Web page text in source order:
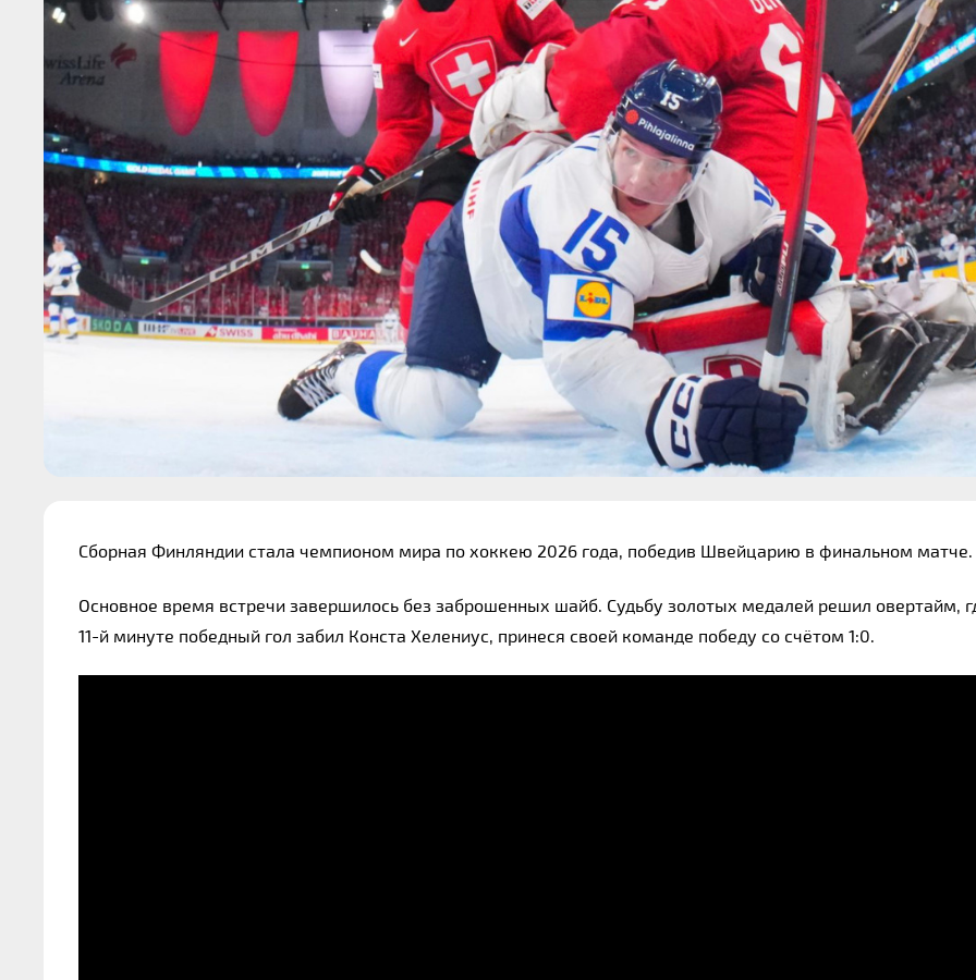
Сборная Финляндии стала чемпионом мира по хоккею 2026 года, победив Швейцарию в финальном матче.
Основное время встречи завершилось без заброшенных шайб. Судьбу золотых медалей решил овертайм,
11-й минуте победный гол забил Конста Хелениус, принеся своей команде победу со счётом 1:0.